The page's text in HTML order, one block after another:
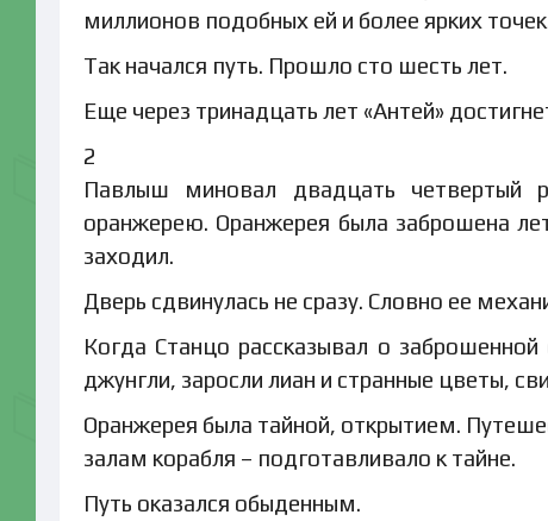
миллионов подобных ей и более ярких
Так начался путь. Прошло сто шесть лет.
Еще через тринадцать лет «Антей»
2
Павлыш миновал двадцать четвертый
оранжерею. Оранжерея была заброшена
заходил.
Дверь сдвинулась не сразу. Словно ее
Когда Станцо рассказывал о
джунгли, заросли лиан и странные цветы,
Оранжерея была тайной, открытием.
залам корабля – подготавливало к тайне.
Путь оказался обыденным.